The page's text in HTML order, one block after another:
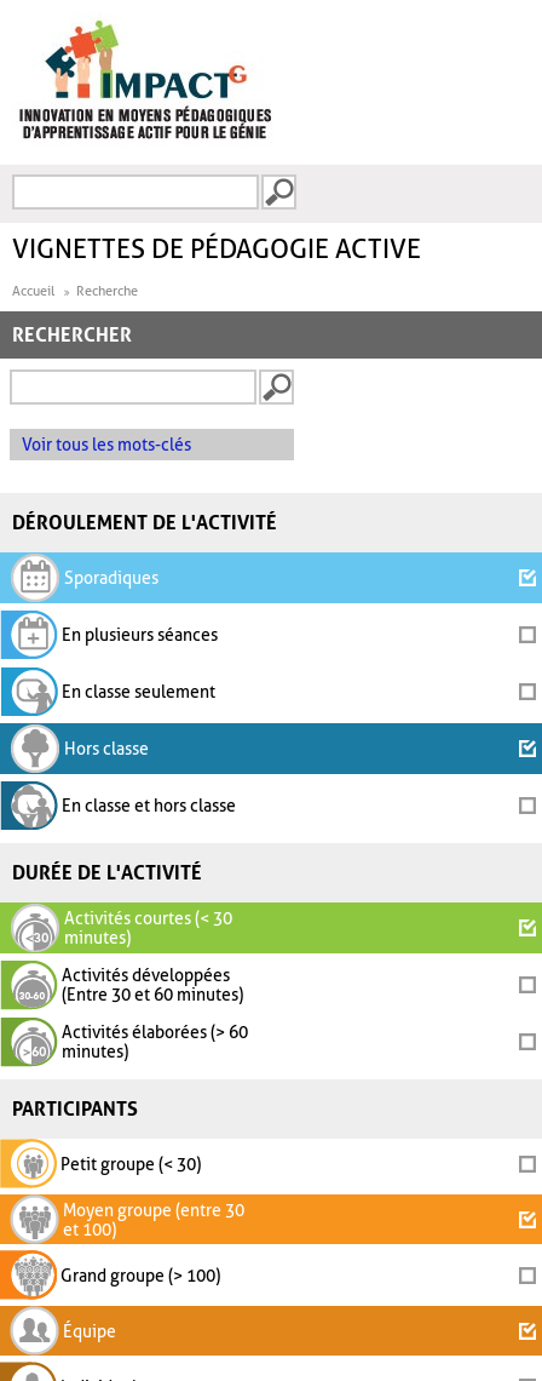
FORMULAIRE DE
VIGNETTES DE PÉDAGOGIE ACTIVE
Accueil Recherche
RECHERCHER
Voir tous les mots-clés
DÉROULEMENT DE L'ACTIVITÉ
Sporadiques
En plusieurs séances
En classe seulement
Hors classe
En classe et hors classe
DURÉE DE L'ACTIVITÉ
Activités courtes (< 30
minutes)
Activités développées
(Entre 30 et 60 minutes)
Activités élaborées (> 60
minutes)
PARTICIPANTS
Petit groupe (< 30)
Moyen groupe (entre 30
et 100)
Grand groupe (> 100)
Équipe